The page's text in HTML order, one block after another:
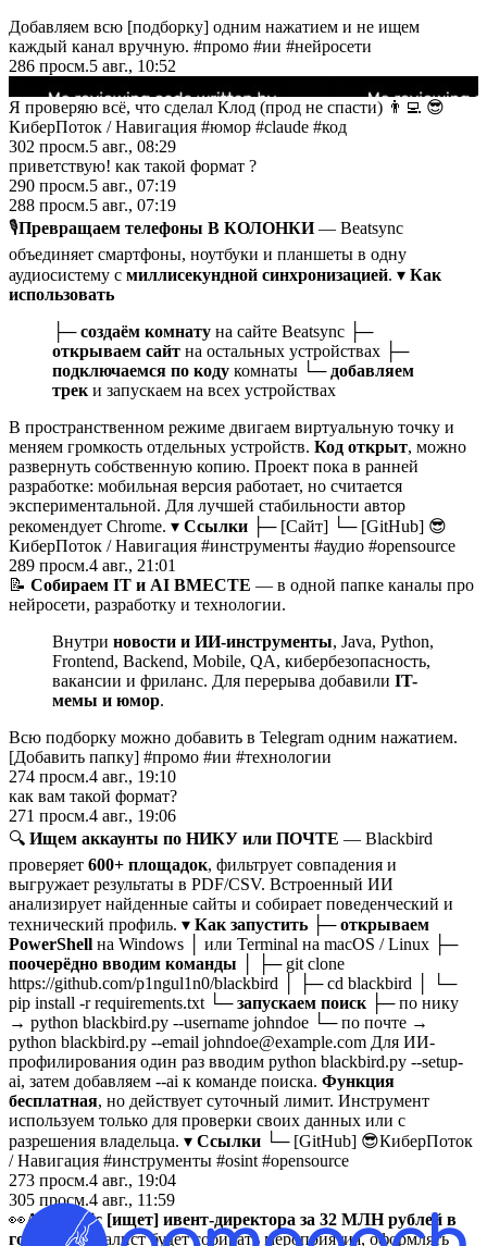
Добавляем всю [подборку] одним нажатием и не ищем
каждый канал вручную. #промо #ии #нейросети
286 просм.5 авг., 10:52
Я проверяю всё, что сделал Клод (прод не спасти) 👨‍💻 😎
КиберПоток / Навигация #юмор #claude #код
302 просм.5 авг., 08:29
приветствую! как такой формат ?
290 просм.5 авг., 07:19
288 просм.5 авг., 07:19
🎙Превращаем телефоны В КОЛОНКИ— Beatsync
объединяет смартфоны, ноутбуки и планшеты в одну
аудиосистему с миллисекундной синхронизацией. ▾ Как
использовать
├─создаём комнату на сайте Beatsync ├─
открываем сайт на остальных устройствах ├─
подключаемся по коду комнаты └─ добавляем
трек и запускаем на всех устройствах
В пространственном режиме двигаем виртуальную точку и
меняем громкость отдельных устройств. Код открыт, можно
развернуть собственную копию. Проект пока в ранней
разработке: мобильная версия работает, но считается
экспериментальной. Для лучшей стабильности автор
рекомендует Chrome. ▾ Ссылки ├─ [Сайт] └─ [GitHub] 😎
КиберПоток / Навигация #инструменты #аудио #opensource
289 просм.4 авг., 21:01
📝 Собираем IT и AI ВМЕСТЕ — в одной папке каналы про
нейросети, разработку и технологии.
Внутри новости и ИИ-инструменты, Java, Python,
Frontend, Backend, Mobile, QA, кибербезопасность,
вакансии и фриланс. Для перерыва добавили IT-
мемы и юмор.
Всю подборку можно добавить в Telegram одним нажатием.
[Добавить папку] #промо #ии #технологии
274 просм.4 авг., 19:10
как вам такой формат?
271 просм.4 авг., 19:06
🔍 Ищем аккаунты по НИКУ или ПОЧТЕ — Blackbird
проверяет 600+ площадок, фильтрует совпадения и
выгружает результаты в PDF/CSV. Встроенный ИИ
анализирует найденные сайты и собирает поведенческий и
технический профиль. ▾ Как запустить ├─открываем
PowerShell на Windows │ или Terminal на macOS / Linux ├─
поочерёдно вводим команды │ ├─ git clone
https://github.com/p1ngul1n0/blackbird │ ├─ cd blackbird │ └─
pip install -r requirements.txt └─запускаем поиск ├─ по нику
→ python blackbird.py --username johndoe └─ по почте →
python blackbird.py --email johndoe@example.com Для ИИ-
профилирования один раз вводим python blackbird.py --setup-
ai, затем добавляем --ai к команде поиска. Функция
бесплатная, но действует суточный лимит. Инструмент
используем только для проверки своих данных или с
разрешения владельца. ▾ Ссылки └─ [GitHub] 😎КиберПоток
/ Навигация #инструменты #osint #opensource
273 просм.4 авг., 19:04
305 просм.4 авг., 11:59
👀Anthropic [ищет] ивент-директора за 32 МЛН рублей в
год
— специалист будет собирать мероприятия, оформлять